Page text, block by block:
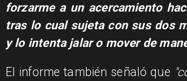
forzarme a un acercamiento
tras lo cual sujeta con sus dos
y lo intenta jalar o mover de
El informe también señaló que